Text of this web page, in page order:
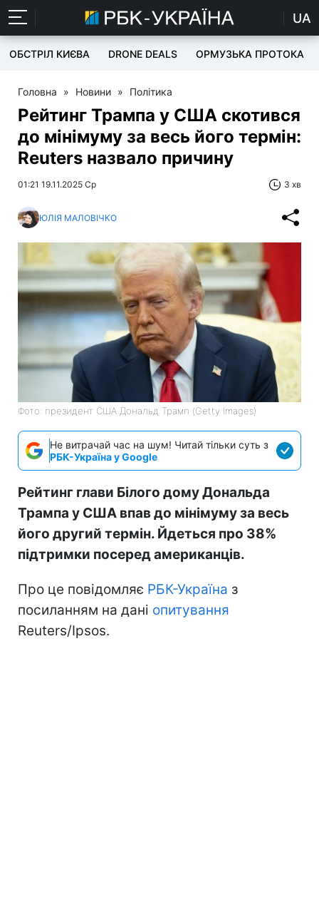
UA
ОБСТРІЛ КИЄВА DRONE DEALS ОРМУЗЬКА ПРОТОКА
Головна » Новини » Політика
Рейтинг Трампа у США скотився
до мінімуму за весь його термін:
Reuters назвало причину
01:21 19.11.2025 Ср 3 хв
ЮЛІЯ МАЛОВІЧКО
Фото: президент США Дональд Трамп (Getty Images)
Не витрачай час на шум! Читай тільки суть з
РБК-Україна у Google
Рейтинг глави Білого дому Дональда
Трампа у США впав до мінімуму за весь
його другий термін. Йдеться про 38%
підтримки посеред американців.
Про це повідомляє РБК-Україна з
посиланням на дані опитування
Reuters/Ipsos.